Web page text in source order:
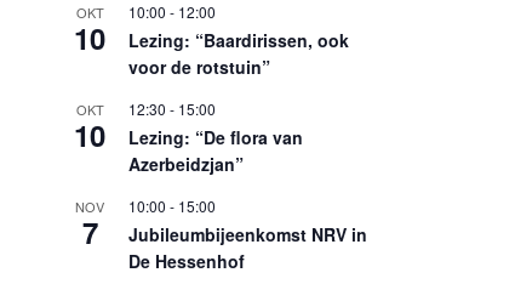
OKT
10
10:00 - 12:00
Lezing: “Baardirissen, ook
voor de rotstuin”
OKT
10
12:30 - 15:00
Lezing: “De flora van
Azerbeidzjan”
NOV
7
10:00 - 15:00
Jubileumbijeenkomst NRV in
De Hessenhof